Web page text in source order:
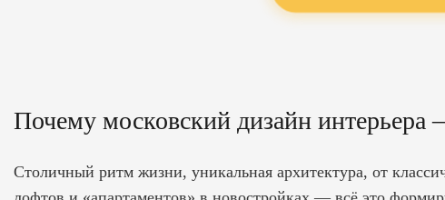
Почему московский дизайн
Столичный ритм жизни, уникальная архитектура, от